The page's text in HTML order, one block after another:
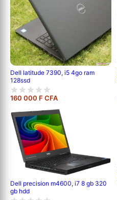
Dell latitude 7390, i5 4go ram
128ssd
160 000 F CFA
Dell precision m4600, i7 8 gb 320
gb hdd